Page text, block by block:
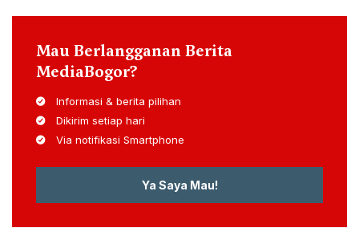
Mau Berlangganan Berita
MediaBogor?
Informasi & berita pilihan
Dikirim setiap hari
Via notifikasi Smartphone
Ya Saya Mau!